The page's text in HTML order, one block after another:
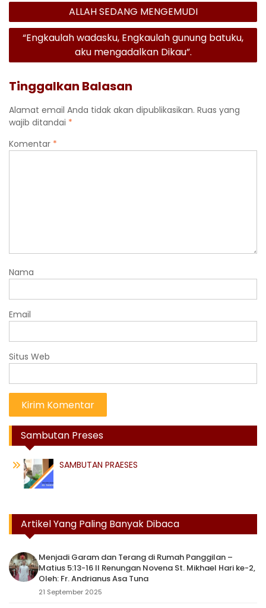
Navigasi
pos
ALLAH SEDANG MENGEMUDI
“Engkaulah wadasku, Engkaulah gunung batuku,
aku mengadalkan Dikau”.
Tinggalkan Balasan
Alamat email Anda tidak akan dipublikasikan. Ruas yang
wajib ditandai *
Komentar *
Nama
Email
Situs Web
Sambutan Preses
SAMBUTAN PRAESES
Artikel Yang Paling Banyak Dibaca
Menjadi Garam dan Terang di Rumah Panggilan –
Matius 5:13-16 II Renungan Novena St. Mikhael Hari ke-2,
Oleh: Fr. Andrianus Asa Tuna
21 September 2025